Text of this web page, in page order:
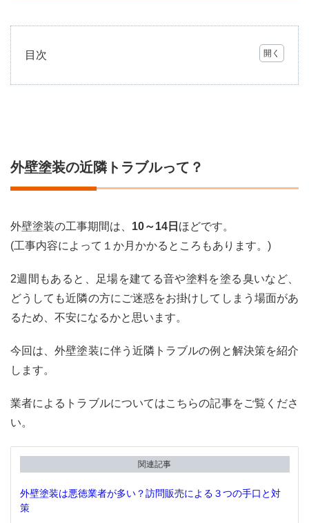
目次
外壁
て？
2
例そ
の1
み立
て、
音が
さい
3
ブル
例そ
の水
が隣
外壁塗装の近隣トラブルって？
外壁塗装の工事期間は、 10～14日 ほどです。
(工事内容によって１か月かかるところもあります。)
2週間もあると、足場を建てる音や塗料を塗る臭いなど、
どうしても近隣の方にご迷惑をお掛けしてしまう場面があ
るため、不安になるかと思います。
今回は、外壁塗装に伴う近隣トラブルの例と解決策を紹介
します。
業者によるトラブルについてはこちらの記事をご覧くださ
い。
関連記事
外壁塗装は悪徳業者が多い？訪問販売による３つの手口と対
策